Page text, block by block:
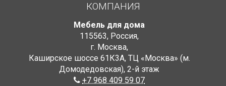
КОМПАНИЯ
Мебель для дома
115563, Россия,
г. Москва,
Каширское шоссе 61К3А, ТЦ «Москва» (м.
Домодедовская), 2-й этаж
+7 968 409 59 07